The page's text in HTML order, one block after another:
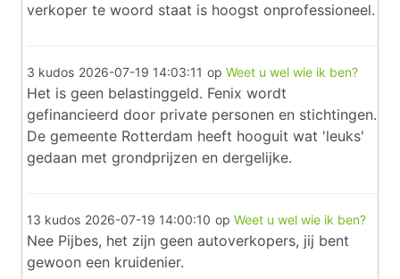
verkoper te woord staat is hoogst onprofessioneel.
3 kudos 2026-07-19 14:03:11 op Weet u wel wie ik ben?
Het is geen belastinggeld. Fenix wordt
gefinancieerd door private personen en stichtingen.
De gemeente Rotterdam heeft hooguit wat 'leuks'
gedaan met grondprijzen en dergelijke.
13 kudos 2026-07-19 14:00:10 op Weet u wel wie ik ben?
Nee Pijbes, het zijn geen autoverkopers, jij bent
gewoon een kruidenier.